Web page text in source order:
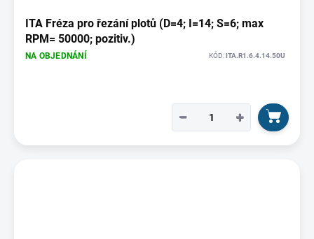
ITA Fréza pro řezání plotů (D=4; I=14; S=6; max
RPM= 50000; pozitiv.)
NA OBJEDNÁNÍ KÓD:ITA.R1.6.4.14.50U
+
−